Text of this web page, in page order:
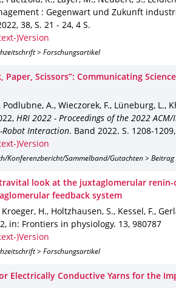
: Gegenwart und Zukunft
, 38, S. 21 - 24, 4 S.
)Version
> Forschungsartikel
Paper, Scissors”: Communicating
Podlubne, A., Wieczorek, F., Lüneburg, L.,
, HRI 2022 - Proceedings of the 2022
Robot Interaction. Band 2022. S. 1208-1209,
)Version
Konferenzbericht/Sammelband/Gutachten >
look at the juxtaglomerular renin-
feedback system
H., Holtzhausen, S., Kessel, F.,
, in: Frontiers in physiology. 13, 980787
)Version
> Forschungsartikel
Electrically Conductive Yarns for the